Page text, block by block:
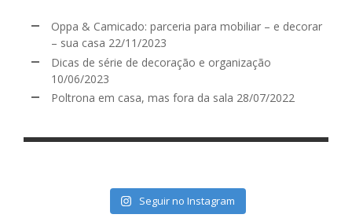
Oppa & Camicado: parceria para mobiliar – e decorar
– sua casa 22/11/2023
Dicas de série de decoração e organização
10/06/2023
Poltrona em casa, mas fora da sala 28/07/2022
Seguir no Instagram